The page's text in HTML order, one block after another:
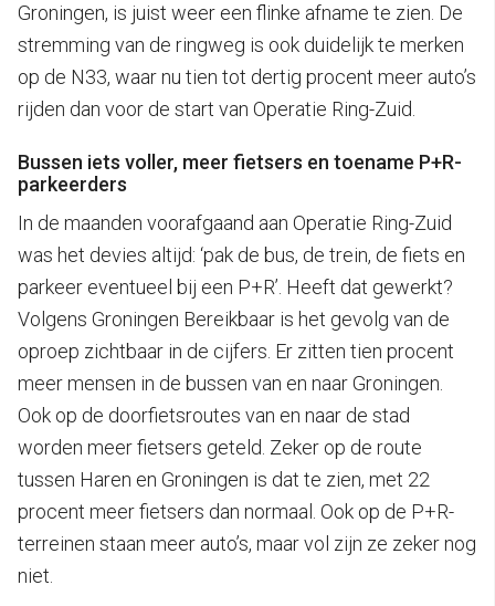
Groningen, is juist weer een flinke afname te zien. De
stremming van de ringweg is ook duidelijk te merken
op de N33, waar nu tien tot dertig procent meer auto’s
rijden dan voor de start van Operatie Ring-Zuid.
Bussen iets voller, meer fietsers en toename P+R-
parkeerders
In de maanden voorafgaand aan Operatie Ring-Zuid
was het devies altijd: ‘pak de bus, de trein, de fiets en
parkeer eventueel bij een P+R’. Heeft dat gewerkt?
Volgens Groningen Bereikbaar is het gevolg van de
oproep zichtbaar in de cijfers. Er zitten tien procent
meer mensen in de bussen van en naar Groningen.
Ook op de doorfietsroutes van en naar de stad
worden meer fietsers geteld. Zeker op de route
tussen Haren en Groningen is dat te zien, met 22
procent meer fietsers dan normaal. Ook op de P+R-
terreinen staan meer auto’s, maar vol zijn ze zeker nog
niet.